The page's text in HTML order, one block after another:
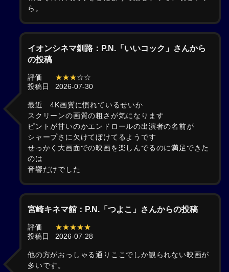
ら。
イオンシネマ釧路：P.N.「いいコック」さんから
の投稿
評価 ★★★☆☆
投稿日
2026-07-30
最近 4K画質に慣れているせいか
スクリーンの画質の粗さが気になります
ピントが甘いのかエンドロールの出演者の名前が
シャープさに欠けてぼけてるようです
せっかく大画面での映画を楽しんでるのに満足できた
のは
音響だけでした
宮崎キネマ館：P.N.「つよこ」さんからの投稿
評価
★★★★★
投稿日
2026-07-28
他の方がおっしゃる通りここでしか観られない映画が
多いです。